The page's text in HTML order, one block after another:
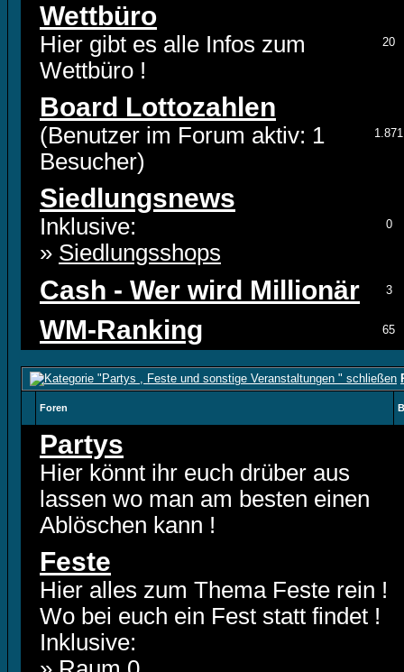
Wettbüro
Hier gibt es alle Infos zum
Wettbüro !
20
Board Lottozahlen
(Benutzer im Forum aktiv: 1
Besucher)
1.871
Siedlungsnews
Inklusive:
» Siedlungsshops
0
Cash - Wer wird Millionär 3
WM-Ranking 65
Foren
Partys
Hier könnt ihr euch drüber aus
lassen wo man am besten einen
Ablöschen kann !
Feste
Hier alles zum Thema Feste rein !
Wo bei euch ein Fest statt findet !
Inklusive: